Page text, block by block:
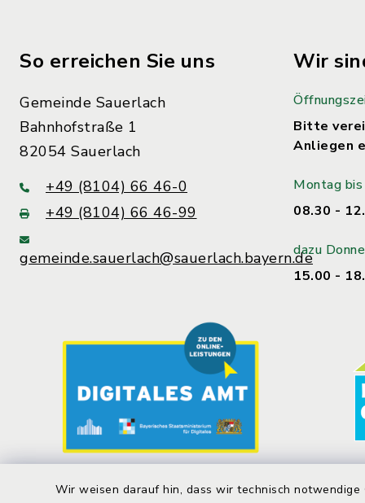
Wir weisen darauf hin, dass wir technisch
So erreichen Sie uns
Gemeinde Sauerlach
Bahnhofstraße 1
82054 Sauerlach
+49 (8104) 66 46-0
+49 (8104) 66 46-99
gemeinde.sauerlach@sauerlach.bayern.de
Wir
Bitte
Anliegen
Montag
08.30 -
dazu
15.00 -